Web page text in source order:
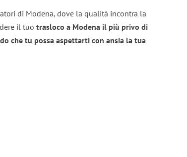
di Modena, dove la qualità incontra la
il tuo trasloco a Modena il più privo di
che tu possa aspettarti con ansia la tua